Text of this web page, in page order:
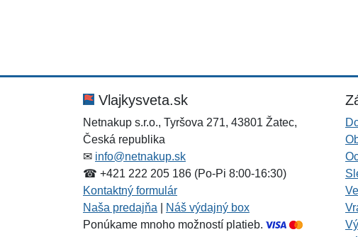
Vlajkysveta.sk
Netnakup s.r.o., Tyršova 271, 43801 Žatec,
Česká republika
✉ info@netnakup.sk
☎ +421 222 205 186 (Po-Pi 8:00-16:30)
Kontaktný formulár
Naša predajňa
Náš výdajný box
Ponúkame mnoho možností platieb.